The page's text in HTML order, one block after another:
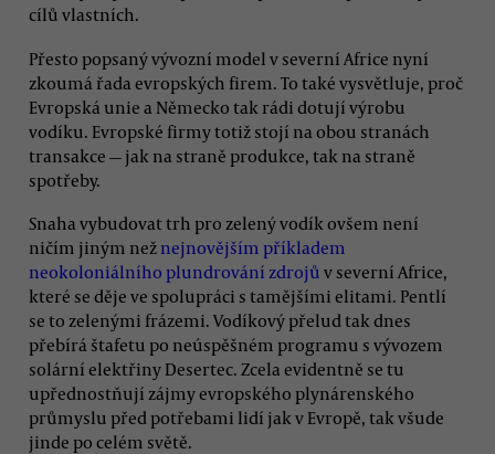
cílů vlastních.
Přesto popsaný vývozní model v severní Africe nyní
zkoumá řada evropských firem. To také vysvětluje, proč
Evropská unie a Německo tak rádi dotují výrobu
vodíku. Evropské firmy totiž stojí na obou stranách
transakce — jak na straně produkce, tak na straně
spotřeby.
Snaha vybudovat trh pro zelený vodík ovšem není
ničím jiným než nejnovějším příkladem
neokoloniálního plundrování zdrojů v severní Africe,
které se děje ve spolupráci s tamějšími elitami. Pentlí
se to zelenými frázemi. Vodíkový přelud tak dnes
přebírá štafetu po neúspěšném programu s vývozem
solární elektřiny Desertec. Zcela evidentně se tu
upřednostňují zájmy evropského plynárenského
průmyslu před potřebami lidí jak v Evropě, tak všude
jinde po celém světě.